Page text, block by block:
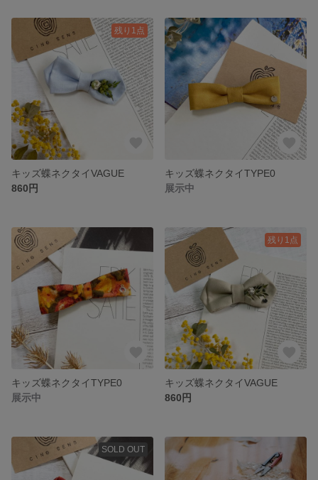
残り1点
キッズ蝶ネクタイVAGUE
860円
キッズ蝶ネクタイTYPE0
展示中
キッズ蝶ネクタイTYPE0
展示中
残り1点
キッズ蝶ネクタイVAGUE
860円
SOLD OUT